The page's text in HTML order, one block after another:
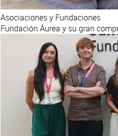
Asociaciones y Fundaciones
Fundación Áurea y su gran